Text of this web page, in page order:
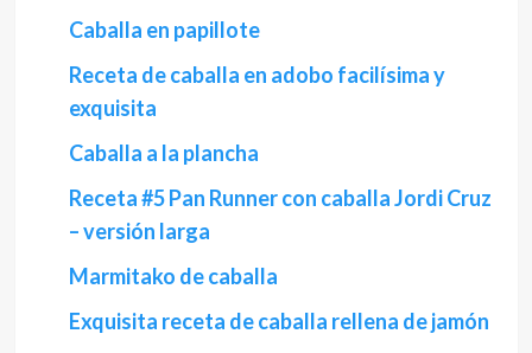
Caballa en papillote
Receta de caballa en adobo facilísima y
exquisita
Caballa a la plancha
Receta #5 Pan Runner con caballa Jordi Cruz
– versión larga
Marmitako de caballa
Exquisita receta de caballa rellena de jamón